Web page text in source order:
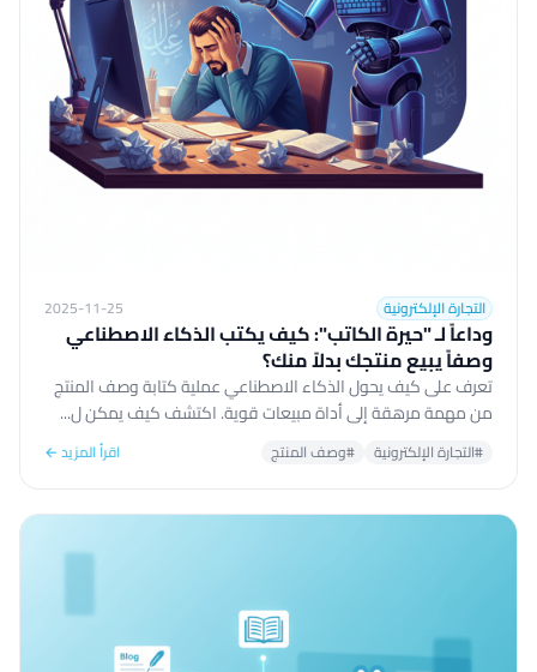
التجارة الإلكترونية 2025-11-25
وداعاً لـ "حيرة الكاتب": كيف يكتب الذكاء الاصطناعي
وصفاً يبيع منتجك بدلاً منك؟
تعرف على كيف يحول الذكاء الاصطناعي عملية كتابة وصف المنتج
من مهمة مرهقة إلى أداة مبيعات قوية. اكتشف كيف يمكن ل...
#التجارة الإلكترونية #وصف المنتج اقرأ المزيد ←